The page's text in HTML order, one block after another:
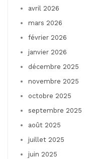
avril 2026
mars 2026
février 2026
janvier 2026
décembre 2025
novembre 2025
octobre 2025
septembre 2025
août 2025
juillet 2025
juin 2025